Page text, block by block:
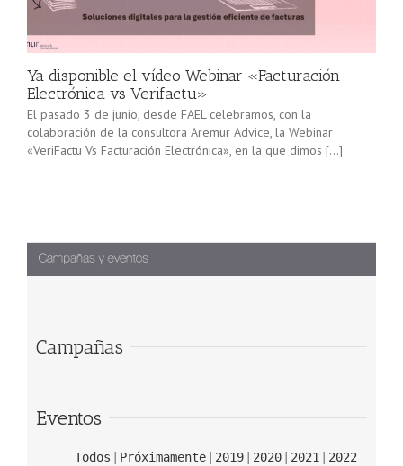
Ya disponible el vídeo Webinar «Facturación
Electrónica vs Verifactu»
El pasado 3 de junio, desde FAEL celebramos, con la
colaboración de la consultora Aremur Advice, la Webinar
«VeriFactu Vs Facturación Electrónica», en la que dimos […]
Campañas
Eventos
Todos Próximamente 2019 2020 2021
2022